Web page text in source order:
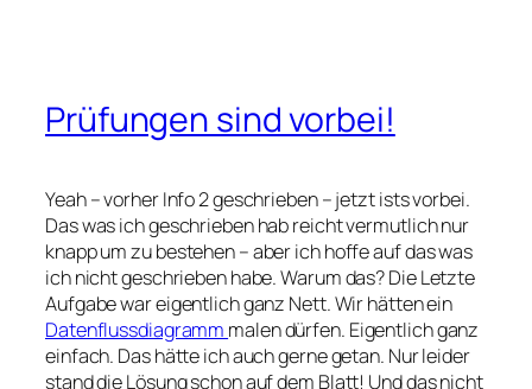
Prüfungen sind vorbei!
Yeah – vorher Info 2 geschrieben – jetzt ists vorbei.
Das was ich geschrieben hab reicht vermutlich nur
knapp um zu bestehen – aber ich hoffe auf das was
ich nicht geschrieben habe. Warum das? Die Letzte
Aufgabe war eigentlich ganz Nett. Wir hätten ein
Datenflussdiagramm malen dürfen. Eigentlich ganz
einfach. Das hätte ich auch gerne getan. Nur leider
stand die Lösung schon auf dem Blatt! Und das nicht